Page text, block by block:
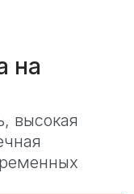
на
высокая